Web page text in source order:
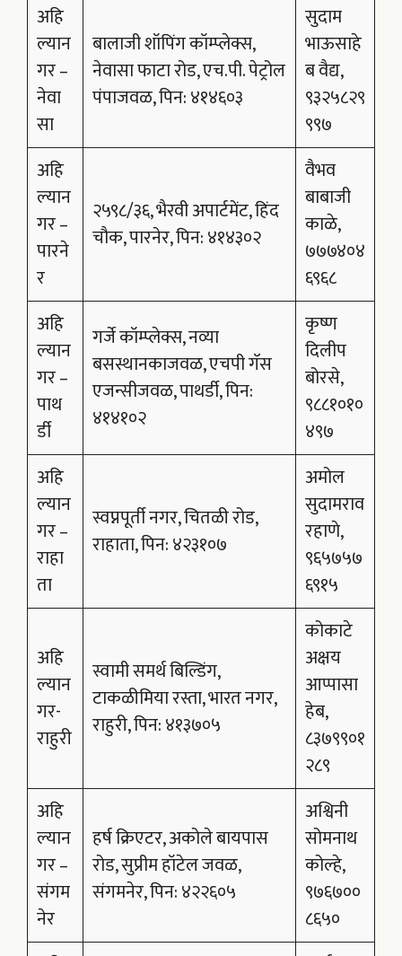
अहि
ल्यान
गर –
नेवा
सा
बालाजी शॉपिंग कॉम्प्लेक्स,
नेवासा फाटा रोड, एच.पी. पेट्रोल
पंपाजवळ, पिन: ४१४६०३
सुदाम
भाऊसाहे
ब वैद्य,
९३२५८२९
९९७
अहि
ल्यान
गर –
पारने
र
२५९८/३६, भैरवी अपार्टमेंट, हिंद
चौक, पारनेर, पिन: ४१४३०२
वैभव
बाबाजी
काळे,
७७७४०४
६९६८
अहि
ल्यान
गर –
पाथ
र्डी
गर्जे कॉम्प्लेक्स, नव्या
बसस्थानकाजवळ, एचपी गॅस
एजन्सीजवळ, पाथर्डी, पिन:
४१४१०२
कृष्ण
दिलीप
बोरसे,
९८८१०१०
४९७
अहि
ल्यान
गर –
राहा
ता
स्वप्नपूर्ती नगर, चितळी रोड,
राहाता, पिन: ४२३१०७
अमोल
सुदामराव
रहाणे,
९६५७५७
६९१५
अहि
ल्यान
गर-
राहुरी
स्वामी समर्थ बिल्डिंग,
टाकळीमिया रस्ता, भारत नगर,
राहुरी, पिन: ४१३७०५
कोकाटे
अक्षय
आप्पासा
हेब,
८३७९९०१
२८९
अहि
ल्यान
गर –
संगम
नेर
हर्ष क्रिएटर, अकोले बायपास
रोड, सुप्रीम हॉटेल जवळ,
संगमनेर, पिन: ४२२६०५
अश्विनी
सोमनाथ
कोल्हे,
९७६७००
८६५०